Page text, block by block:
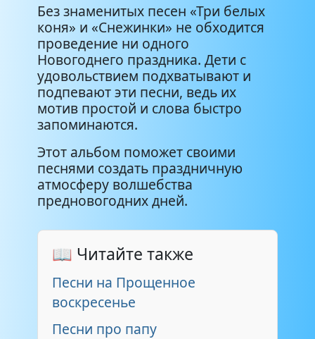
Без знаменитых песен «Три белых
коня» и «Снежинки» не обходится
проведение ни одного
Новогоднего праздника. Дети с
удовольствием подхватывают и
подпевают эти песни, ведь их
мотив простой и слова быстро
запоминаются.
Этот альбом поможет своими
песнями создать праздничную
атмосферу волшебства
предновогодних дней.
📖 Читайте также
Песни на Прощенное
воскресенье
Песни про папу